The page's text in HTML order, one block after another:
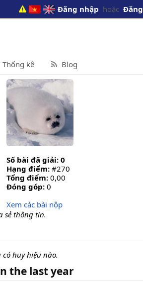
Đăng nhập hoặc
Thống kê Blog
Số bài đã giải: 0
Hạng điểm:#270
Tổng điểm: 0,00
Đóng góp: 0
Xem các bài nộp
sẻ thông tin.
huy hiệu nào.
the last year